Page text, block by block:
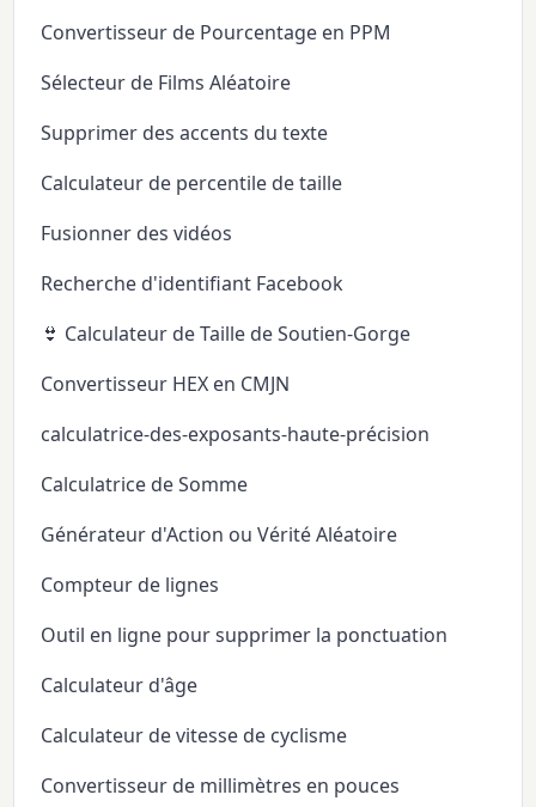
Convertisseur de Pourcentage en PPM
Sélecteur de Films Aléatoire
Supprimer des accents du texte
Calculateur de percentile de taille
Fusionner des vidéos
Recherche d'identifiant Facebook
👙 Calculateur de Taille de Soutien-Gorge
Convertisseur HEX en CMJN
calculatrice-des-exposants-haute-précision
Calculatrice de Somme
Générateur d'Action ou Vérité Aléatoire
Compteur de lignes
Outil en ligne pour supprimer la ponctuation
Calculateur d'âge
Calculateur de vitesse de cyclisme
Convertisseur de millimètres en pouces